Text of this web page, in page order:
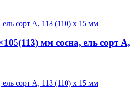
мм сосна, ель сорт A,